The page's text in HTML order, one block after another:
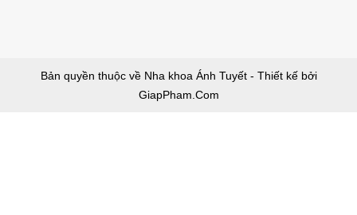
Bản quyền thuộc về Nha khoa Ánh Tuyết - Thiết kế bởi
GiapPham.Com